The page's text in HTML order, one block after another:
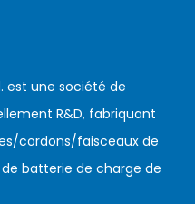
est une société de
R&D, fabriquant
cordons/faisceaux de
batterie de charge de